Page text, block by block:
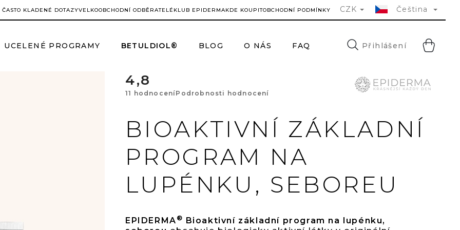
ČASTO KLADENÉ DOTAZYVELKOOBCHODNÍ ODBĚRATELÉ KLUB EPIDERMAKDE KOUPITOBCHODNÍ PODMÍNKY CZK Čeština
UCELENÉ PROGRAMY BETULDIOL® BLOG O NÁS FAQ KONTAKTYPřihlášení
4,8Průměrné
hodnocení
produktu
je
4,8
z
11 hodnoceníPodrobnosti hodnocení
BIOAKTIVNÍ ZÁKLADNÍ
PROGRAM NA
LUPÉNKU, SEBOREU
EPIDERMA ® Bioaktivní základní program na lupénku,